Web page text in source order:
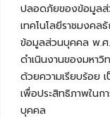
ปลอดภัยของข้อมูลส่
เทคโนโลยีราชมงค
ข้อมูลส่วนบุคคล พ.ศ.
ดำเนินงานของมหาวิ
ด้วยความเรียบร้อย
เพื่อประสิทธิภาพใน
บุคคล